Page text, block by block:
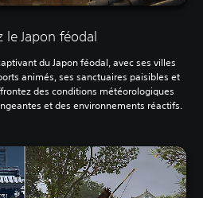
le Japon féodal
du Japon féodal, avec ses villes
animés, ses sanctuaires paisibles et
des conditions météorologiques
et des environnements réactifs.